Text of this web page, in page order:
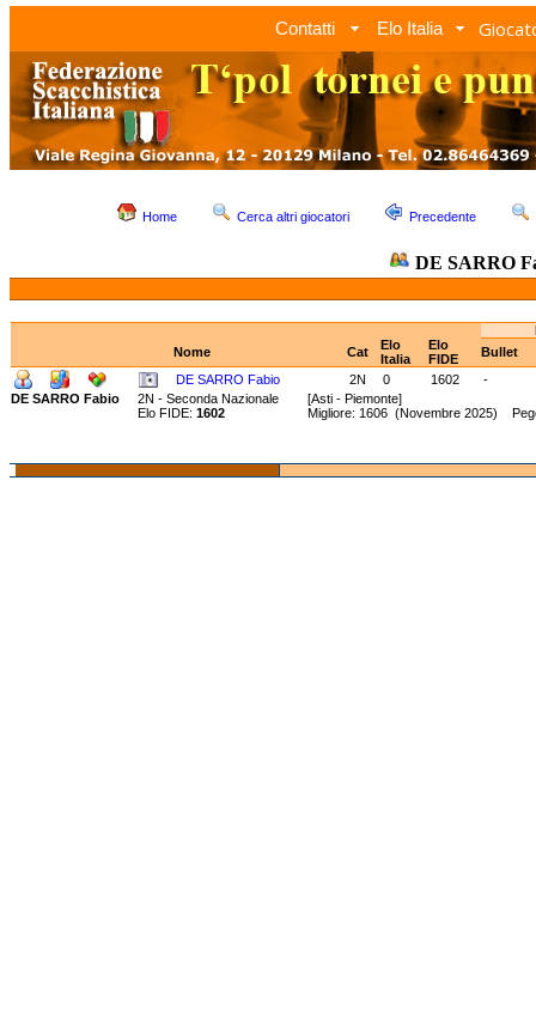
Contatti Elo Italia
Home Cerca altri giocatori Precedente
DE SARRO
Nome
Cat
Elo
Italia
Elo
FIDE
Bullet
DE SARRO Fabio
2N 0 1602
-
DE SARRO Fabio
2N - Seconda Nazionale [Asti - Piemonte]
Elo FIDE: 1602 Migliore: 1606 (Novembre 2025)